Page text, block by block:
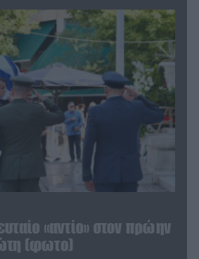
«αντίο» στον πρώην
(φωτο)